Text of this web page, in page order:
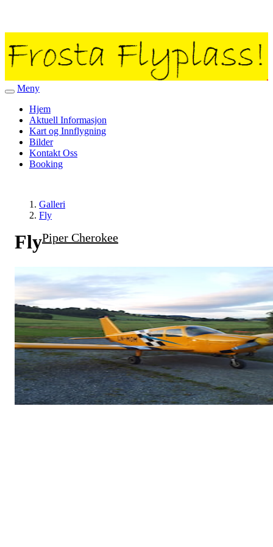
Veksle
navigasjon
Meny
Hjem
Aktuell Informasjon
Kart og Innflygning
Bilder
Kontakt Oss
Booking
Galleri
Fly
FlyPiper Cherokee